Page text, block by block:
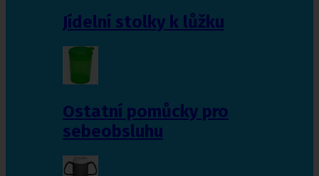
Jídelní stolky k lůžku
Ostatní pomůcky pro
sebeobsluhu